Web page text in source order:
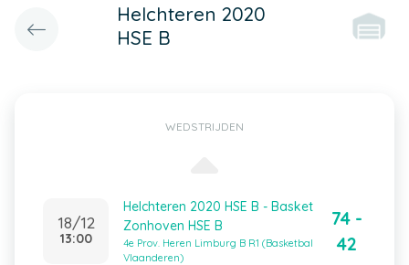
Helchteren 2020
HSE B
WEDSTRIJDEN
18/12
13:00
Helchteren 2020 HSE B - Basket
Zonhoven HSE B
4e Prov. Heren Limburg B R1 (Basketbal
Vlaanderen)
74 -
42